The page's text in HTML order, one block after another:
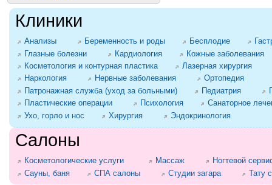
Клиники
Анализы Беременность и роды Бесплодие
Глазные болезни
Кардиология
Кожные заболевания
Косметология и контурная пластика
Лазерная хирургия
Наркология
Нервные заболевания
Ортопедия
Патронажная служба (уход за больными)
Педиатрия
Пластические операции
Психология
Санаторное
Ухо, горло и нос
Хирургия Эндокринология
Салоны
Косметологические услуги Массаж
Ногтевой
Сауны, баня
СПА салоны Студии загара Тату